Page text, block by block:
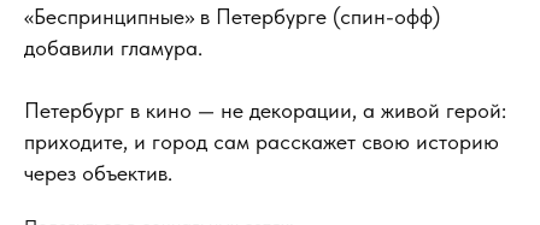
«Беспринципные» в Петербурге (спин-офф)
добавили гламура.
Петербург в кино — не декорации, а живой герой:
приходите, и город сам расскажет свою историю
через объектив.